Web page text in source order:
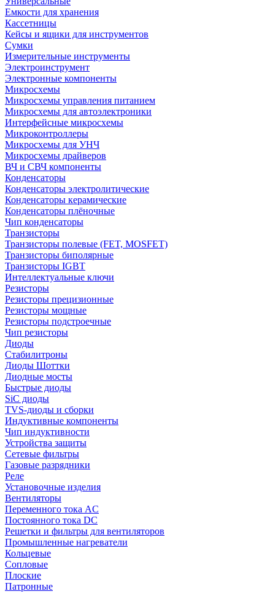
Емкости для хранения
Кассетницы
Кейсы и ящики для инструментов
Сумки
Измерительные инструменты
Электроинструмент
Электронные компоненты
Микросхемы
Микросхемы управления питанием
Микросхемы для автоэлектроники
Интерфейсные микросхемы
Микроконтроллеры
Микросхемы для УНЧ
Микросхемы драйверов
ВЧ и СВЧ компоненты
Конденсаторы
Конденсаторы электролитические
Конденсаторы керамические
Конденсаторы плёночные
Чип конденсаторы
Транзисторы
Транзисторы полевые (FET, MOSFET)
Транзисторы биполярные
Транзисторы IGBT
Интеллектуальные ключи
Резисторы
Резисторы прецизионные
Резисторы мощные
Резисторы подстроечные
Чип резисторы
Диоды
Стабилитроны
Диоды Шоттки
Диодные мосты
Быстрые диоды
SiC диоды
TVS-диоды и сборки
Индуктивные компоненты
Чип индуктивности
Устройства защиты
Сетевые фильтры
Газовые разрядники
Реле
Установочные изделия
Вентиляторы
Переменного тока AC
Постоянного тока DC
Решетки и фильтры для вентиляторов
Промышленные нагреватели
Кольцевые
Сопловые
Плоские
Патронные